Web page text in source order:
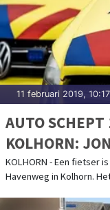
11 februari 2019,
AUTO
KOLHORN:
KOLHORN - Een fietser
Havenweg in Kolhorn.